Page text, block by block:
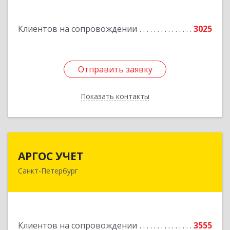
Клиентов на сопровождении 3025
Отправить заявку
Показать контакты
Подробнее
Отправить заявку
Назад
АРГОС УЧЕТ
Санкт-Петербург
Клиентов на сопровождении
3555
196191, Санкт-Петербург г, Конституции пл,